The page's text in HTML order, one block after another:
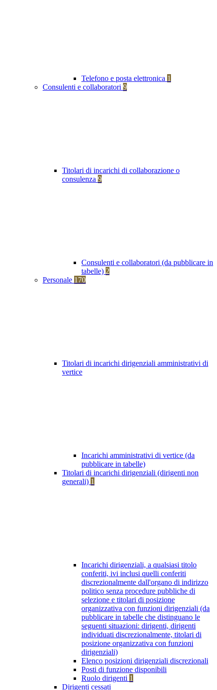
Telefono e posta elettronica 1
Consulenti e collaboratori 9
Titolari di incarichi di collaborazione o
consulenza 9
Consulenti e collaboratori (da pubblicare in
tabelle) 2
Personale 170
Titolari di incarichi dirigenziali amministrativi di
vertice
Incarichi amministrativi di vertice (da
pubblicare in tabelle)
Titolari di incarichi dirigenziali (dirigenti non
generali) 1
Incarichi dirigenziali, a qualsiasi titolo
conferiti, ivi inclusi quelli conferiti
discrezionalmente dall'organo di indirizzo
politico senza procedure pubbliche di
selezione e titolari di posizione
organizzativa con funzioni dirigenziali (da
pubblicare in tabelle che distinguano le
seguenti situazioni: dirigenti, dirigenti
individuati discrezionalmente, titolari di
posizione organizzativa con funzioni
dirigenziali)
Elenco posizioni dirigenziali discrezionali
Posti di funzione disponibili
Ruolo dirigenti 1
Dirigenti cessati